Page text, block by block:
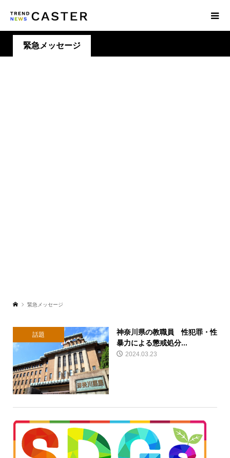
緊急メッセージ
緊急メッセージ
話題
神奈川県の教職員 性犯罪・性
暴力による懲戒処分...
2024.03.23